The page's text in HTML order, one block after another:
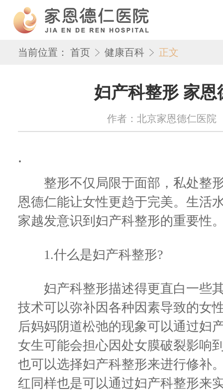
当前位置： 首页 健康百科 正文
妇产科整形 家
作者：北京家恩德仁医院
.
整形不仅局限于面部，私处整形
恩德仁能让女性更趋于完美。生活
家越发意识到妇产科整形的重要性
1.什么是妇产科整形?
妇产科整形描述得更直白一些其
技术可以弥补因各种因素导致的女
后妈妈阴道松弛的现象可以通过妇
女生可能会担心因处女膜破裂影响
也可以选择妇产科整形来进行修补
红同样也是可以通过妇产科整形来